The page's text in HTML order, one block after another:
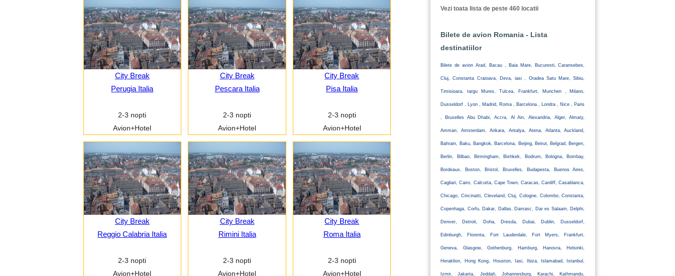
City Break
Perugia Italia
2-3 nopti
Avion+Hotel
City Break
Pescara Italia
2-3 nopti
Avion+Hotel
City Break
Pisa Italia
2-3 nopti
Avion+Hotel
City Break
Reggio Calabria Italia
2-3 nopti
Avion+Hotel
City Break
Rimini Italia
2-3 nopti
Avion+Hotel
City Break
Roma Italia
2-3 nopti
Avion+Hotel
Vezi toata lista de peste 460 locatii
Bilete de avion Romania - Lista
destinatiilor
Bilete de avion Arad, Bacau , Baia Mare, Bucuresti, Caransebes,
Cluj, Constanta Craioava, Deva, iasi , Oradea Satu Mare, Sibiu,
Timisioara, targu Mures, Tulcea, Frankfurt, Munchen , Milano,
Dusseldorf , Lyon , Madrid, Roma , Barcelona , Londra , Nice , Paris
, Bruxelles Abu Dhabi, Accra, Al Ain, Alexandria, Alger, Almaty,
Amman, Amsterdam, Ankara, Antalya, Atena, Atlanta, Auckland,
Bahrain, Baku, Bangkok, Barcelona, Beijing, Beirut, Belgrad, Bergen,
Berlin, Bilbao, Birmingham, Bishkek, Bodrum, Bologna, Bombay,
Bordeaux, Boston, Bristol, Bruxelles, Budapesta, Buenos Aires,
Cagliari, Cairo, Calcutta, Cape Town, Caracas, Cardiff, Casablanca,
Chicago, Cincinatti, Cleveland, Cluj, Cologne, Colombo, Constanta,
Copenhaga, Corfu, Dakar, Dallas, Damasc, Dar es Salaam, Delphi,
Denver, Detroit, Doha, Dresda, Dubai, Dublin, Dusseldorf,
Edinburgh, Florenta, Fort Lauderdale, Fort Myers, Frankfurt,
Geneva, Glasgow, Gothenburg, Hamburg, Hanovra, Helsinki,
Heraklion, Hong Kong, Houston, Iasi, Ibiza, Islamabad, Istanbul,
Izmir, Jakarta, Jeddah, Johannesburg, Karachi, Kathmandu,